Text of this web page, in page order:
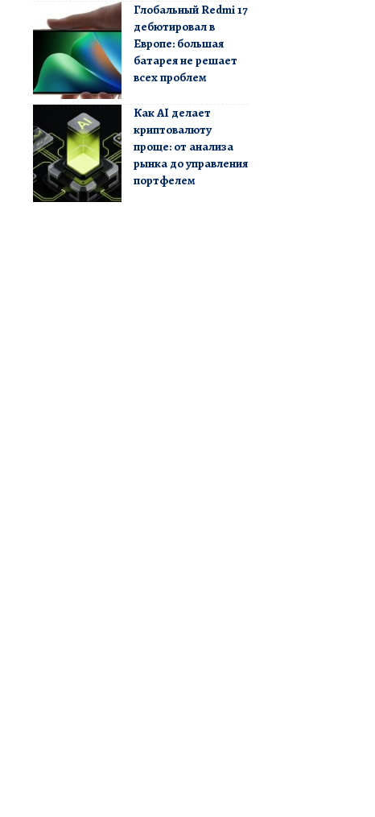
Глобальный Redmi 17
дебютировал в
Европе: большая
батарея не решает
всех проблем
Как AI делает
криптовалюту
проще: от анализа
рынка до управления
портфелем